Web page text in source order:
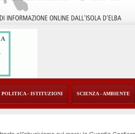
POLITICA - ISTITUZIONI SCIENZA - AMBIENTE